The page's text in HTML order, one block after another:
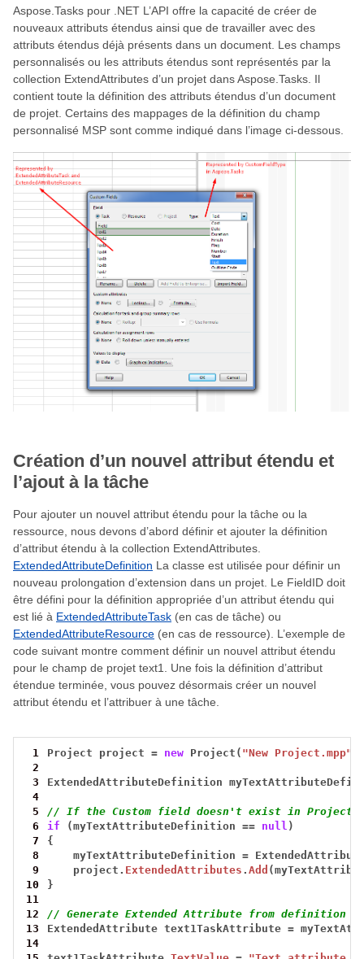
Aspose.Tasks pour .NET L’API offre la capacité de créer de
nouveaux attributs étendus ainsi que de travailler avec des
attributs étendus déjà présents dans un document. Les champs
personnalisés ou les attributs étendus sont représentés par la
collection ExtendAttributes d’un projet dans Aspose.Tasks. Il
contient toute la définition des attributs étendus d’un document
de projet. Certains des mappages de la définition du champ
personnalisé MSP sont comme indiqué dans l’image ci-dessous.
Création d’un nouvel attribut étendu et
l’ajout à la tâche
Pour ajouter un nouvel attribut étendu pour la tâche ou la
ressource, nous devons d’abord définir et ajouter la définition
d’attribut étendu à la collection ExtendAttributes.
ExtendedAttributeDefinition La classe est utilisée pour définir un
nouveau prolongation d’extension dans un projet. Le FieldID doit
être défini pour la définition appropriée d’un attribut étendu qui
est lié à ExtendedAttributeTask (en cas de tâche) ou
ExtendedAttributeResource (en cas de ressource). L’exemple de
code suivant montre comment définir un nouvel attribut étendu
pour le champ de projet text1. Une fois la définition d’attribut
étendue terminée, vous pouvez désormais créer un nouvel
attribut étendu et l’attribuer à une tâche.
1 Project project = new Project( "New Project.mpp"
2
3
ExtendedAttributeDefinition
4
5
// If the Custom field doesn't exist in
6
if (myTextAttributeDefinition == null )
7
{
8
myTextAttributeDefinition =
9
project. ExtendedAttributes .Add
10
}
11
12
// Generate Extended Attribute from definition
13
ExtendedAttribute text1TaskAttribute =
14